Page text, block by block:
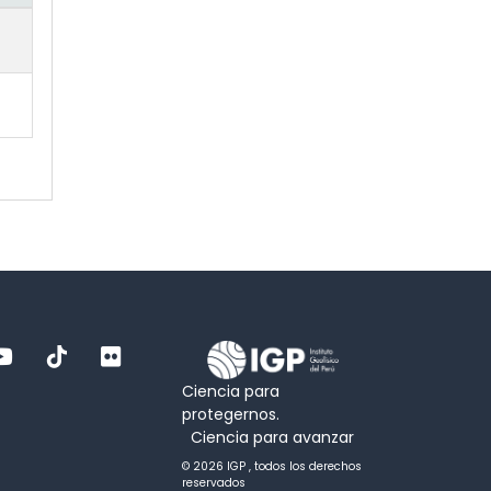
Ciencia para
protegernos.
Ciencia para avanzar
© 2026 IGP , todos los derechos
reservados